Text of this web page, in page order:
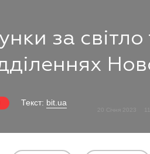
за
Текст: bit.ua